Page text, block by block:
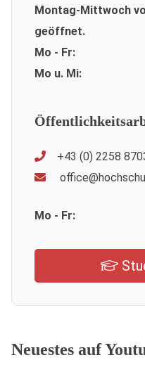
Montag-Mittwoch
geöffnet.
Mo - Fr:
Mo u. Mi:
+43 (0) 2258
Mo - Fr:
Neuestes auf